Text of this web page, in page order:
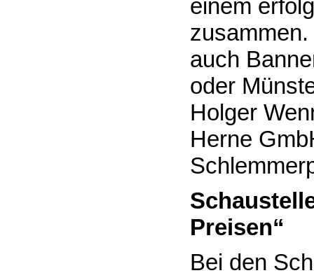
einem
auch
oder
Holger
Herne
Preisen“
Bei den